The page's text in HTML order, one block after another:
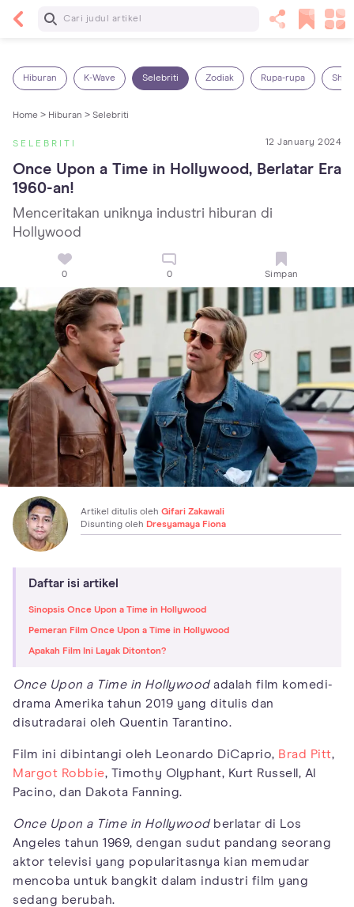
Baca Selanjutnya
Hiburan K-Wave Selebriti Zodiak Rupa-rupa
Home > Hiburan > Selebriti
SELEBRITI 12 January 2024
Once Upon a Time in Hollywood, Berlatar Era
1960-an!
Menceritakan uniknya industri hiburan di
Hollywood
0 0 Simpan
Artikel ditulis oleh Gifari Zakawali
Disunting oleh Dresyamaya Fiona
Daftar isi artikel
Sinopsis Once Upon a Time in Hollywood
Pemeran Film Once Upon a Time in Hollywood
Apakah Film Ini Layak Ditonton?
Once Upon a Time in Hollywoodadalah film komedi-
drama Amerika tahun 2019 yang ditulis dan
disutradarai oleh Quentin Tarantino.
Film ini dibintangi oleh Leonardo DiCaprio, Brad Pitt,
Margot Robbie, Timothy Olyphant, Kurt Russell, Al
Pacino, dan Dakota Fanning.
Once Upon a Time in Hollywoodberlatar di Los
Angeles tahun 1969, dengan sudut pandang seorang
aktor televisi yang popularitasnya kian memudar
mencoba untuk bangkit dalam industri film yang
sedang berubah.